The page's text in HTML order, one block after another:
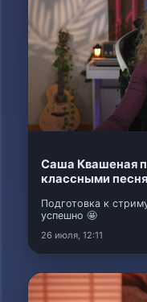
Саша Квашеная
классными
Подготовка к
успешно 🤩
26 июля, 12:11